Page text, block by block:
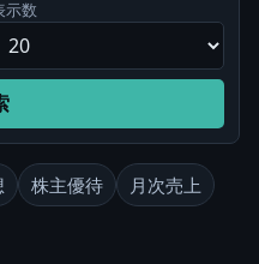
示数
株主優待
月次売上